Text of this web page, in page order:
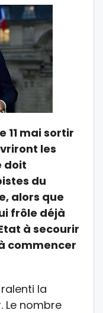
11 mai sortir
les
doit
du
alors que
frôle déjà
à secourir
commencer
la
Le nombre